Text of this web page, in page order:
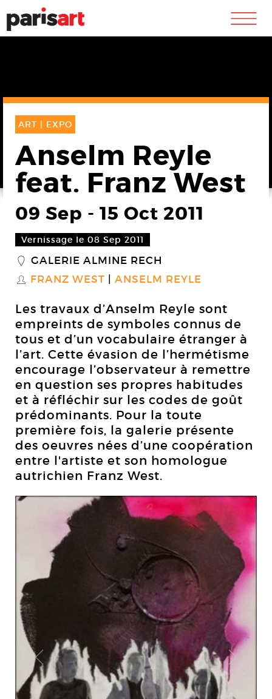
m
ART | EXPO
Anselm Reyle
feat. Franz West
09 Sep - 15 Oct 2011
Vernissage le 08 Sep 2011
_ GALERIE ALMINE RECH
S FRANZ WEST ANSELM REYLE
Les travaux d’Anselm Reyle sont
empreints de symboles connus de
tous et d’un vocabulaire étranger à
l’art. Cette évasion de l’hermétisme
encourage l’observateur à remettre
en question ses propres habitudes
et à réfléchir sur les codes de goût
prédominants. Pour la toute
première fois, la galerie présente
des oeuvres nées d’une coopération
entre l'artiste et son homologue
autrichien Franz West.